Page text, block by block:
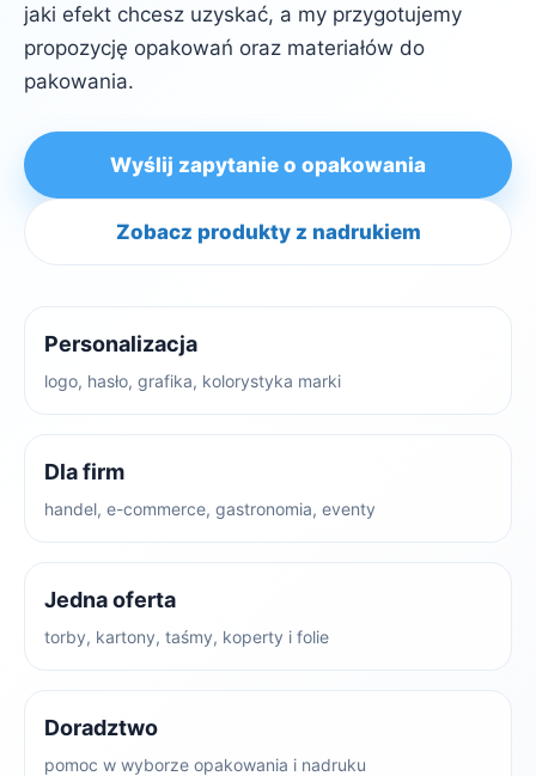
jaki efekt chcesz uzyskać, a my przygotujemy
propozycję opakowań oraz materiałów do
pakowania.
Wyślij zapytanie o opakowania
Zobacz produkty z nadrukiem
Personalizacja
logo, hasło, grafika, kolorystyka marki
Dla firm
handel, e-commerce, gastronomia, eventy
Jedna oferta
torby, kartony, taśmy, koperty i folie
Doradztwo
pomoc w wyborze opakowania i nadruku